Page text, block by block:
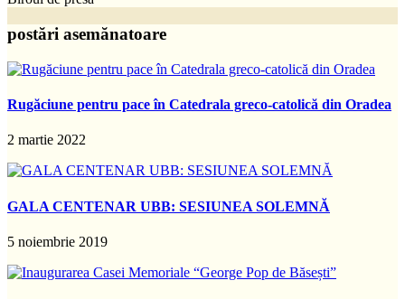
postări asemănatoare
Rugăciune pentru pace în Catedrala greco-catolică din Oradea
2 martie 2022
GALA CENTENAR UBB: SESIUNEA SOLEMNĂ
5 noiembrie 2019